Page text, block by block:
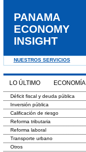
LO ÚLTIMO ECONOMÍA
PANAMA
ECONOMY
INSIGHT
NUESTROS SERVICIOS
Déficit fiscal y deuda pública
Inversión pública
Calificación de riesgo
Reforma tributaria
Reforma laboral
Transporte urbano
Otros